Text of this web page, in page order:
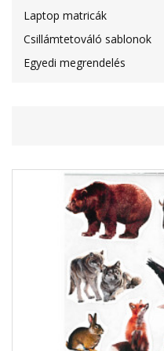
Laptop matricák
Csillámtetováló sablonok
Egyedi megrendelés